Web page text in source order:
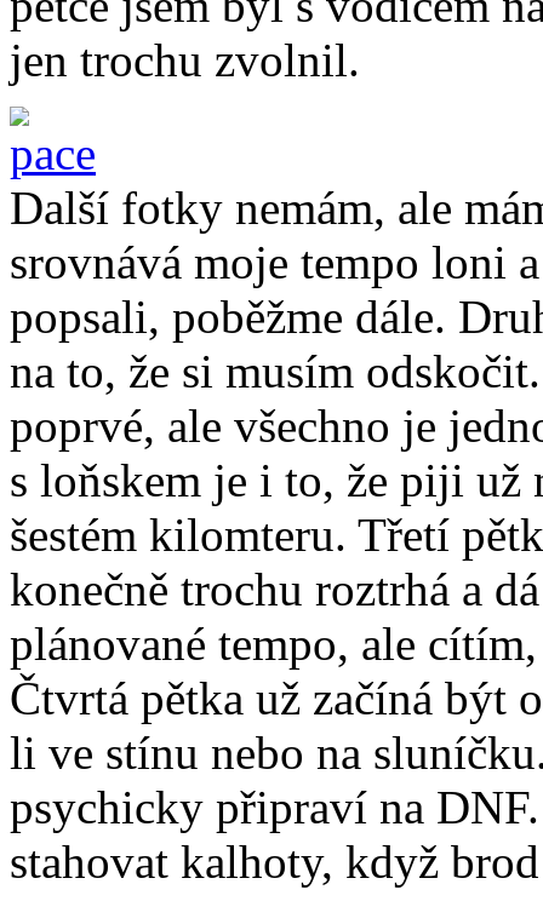
jen trochu zvolnil.
Další fotky nemám, ale
srovnává moje tempo loni
popsali, poběžme dále.
na to, že si musím
poprvé, ale všechno je
s loňskem je i to, že piji už
šestém kilomteru. Třetí
konečně trochu roztrhá a
plánované tempo, ale
Čtvrtá pětka už začíná být
li ve stínu nebo na
psychicky připraví na
stahovat kalhoty, když